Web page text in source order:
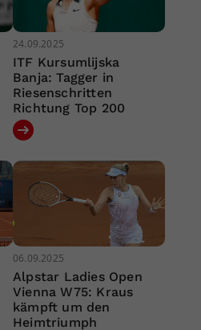
24.09.2025
ITF Kursumlijska
Banja: Tagger in
Riesenschritten
Richtung Top 200
06.09.2025
Alpstar Ladies Open
Vienna W75: Kraus
kämpft um den
Heimtriumph